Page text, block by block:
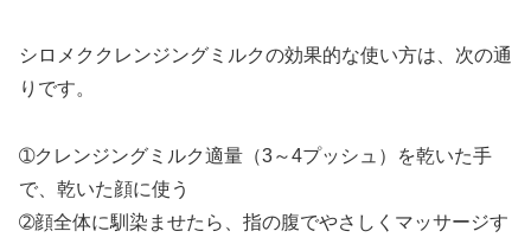
シロメククレンジングミルクの効果的な使い方は、次の通
りです。
➀クレンジングミルク適量（3～4プッシュ）を乾いた手
で、乾いた顔に使う
➁顔全体に馴染ませたら、指の腹でやさしくマッサージす